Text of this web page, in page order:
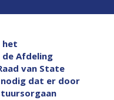
het
Afdeling
van State
dat er door